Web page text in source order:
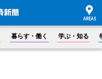
暮らす・働く 学ぶ・知る